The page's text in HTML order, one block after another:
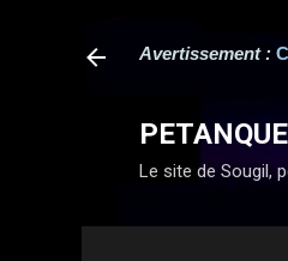
Avertissement :
Le site de Sougil,